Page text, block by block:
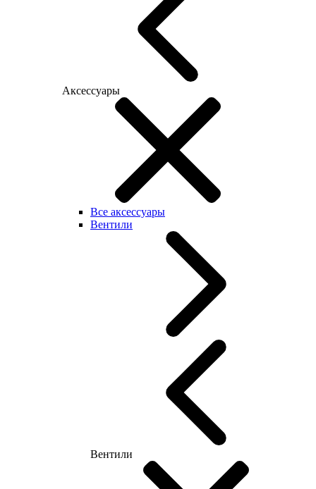
Аксессуары
Все аксессуары
Вентили
Вентили